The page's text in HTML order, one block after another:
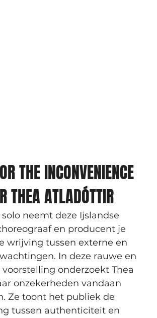
THE INCONVENIENCE
THEA ATLADÓTTIR
solo neemt deze Ijslandse
en producent je
wrijving tussen externe en
In deze rauwe en
onderzoekt Thea
onzekerheden vandaan
Ze toont het publiek de
tussen authenticiteit en